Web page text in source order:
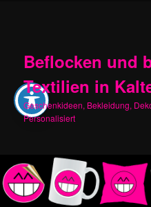
Beflocken und
Textilien in
Geschenkideen, Bekleidung,
Personalisiert